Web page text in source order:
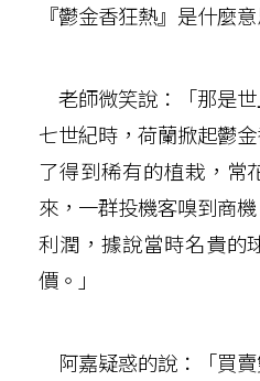
『鬱金香狂熱』是什麼意
老師微笑說：「那是
七世紀時，荷蘭掀起鬱
了得到稀有的植栽，常
來，一群投機客嗅到商
利潤，據說當時名貴的
價。」
阿嘉疑惑的說：「買